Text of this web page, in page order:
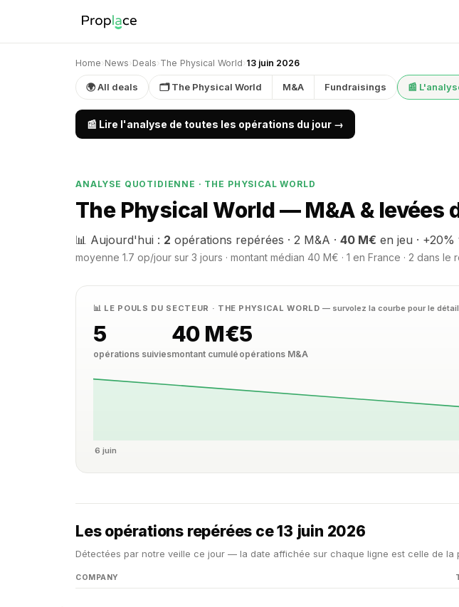
Home› News› Deals› The Physical World› 13 juin 2026
🌍 All deals 🗂 The Physical World M&A Fundraisings 📰
📰 Lire l'analyse de toutes les opérations du jour →
ANALYSE QUOTIDIENNE · THE PHYSICAL WORLD
The Physical World — M&A & levées
📊 Aujourd'hui : 2 opérations repérées · 2 M&A · 40 M€ en jeu ·
moyenne 1.7 op/jour sur 3 jours · montant médian 40 M€ · 1 en France · 2 dans
📊 LE POULS DU SECTEUR · THE PHYSICAL WORLD— survolez la courbe pour le
5
opérations suivies
40 M€
montant cumulé
5
opérations M&A
6 juin
Les opérations repérées ce 13 juin 2026
Détectées par notre veille ce jour — la date affichée sur chaque ligne est celle de la
COMPANY